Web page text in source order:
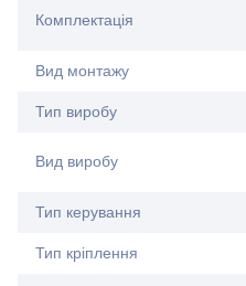
Комплектація
Вид монтажу
Тип виробу
Вид виробу
Тип керування
Тип кріплення